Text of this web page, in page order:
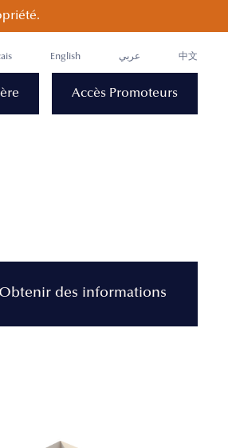
English عربي 中文
Accès Promoteurs
Obtenir des informations